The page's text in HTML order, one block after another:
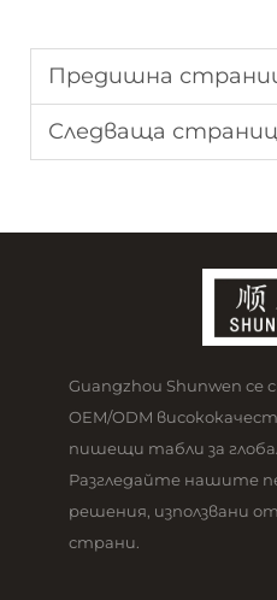
Предишна
Следваща
Guangzhou Shunwen се
OEM/ODM
пишещи табли за
Разгледайте нашите
решения, използвани
страни.